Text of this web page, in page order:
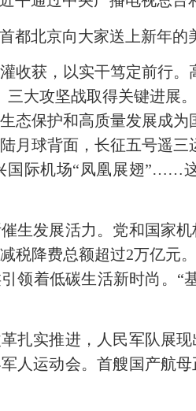
北京向大家送上新年的
获，以实干笃定前行。
三大攻坚战取得关键进展
态保护和高质量发展成
月球背面，长征五号遥
国际机场“凤凰展翅”……
发展活力。党和国家机
税降费总额超过2万亿元
领着低碳生活新时尚。
实推进，人民军队展现
人运动会。首艘国产航